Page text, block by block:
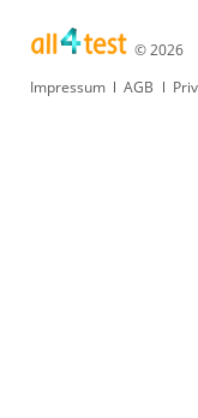
© 2026
Navigation
Impressum AGB